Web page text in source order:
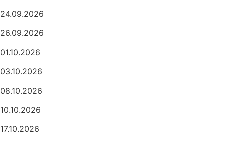
24.09.2026
26.09.2026
01.10.2026
03.10.2026
08.10.2026
10.10.2026
17.10.2026